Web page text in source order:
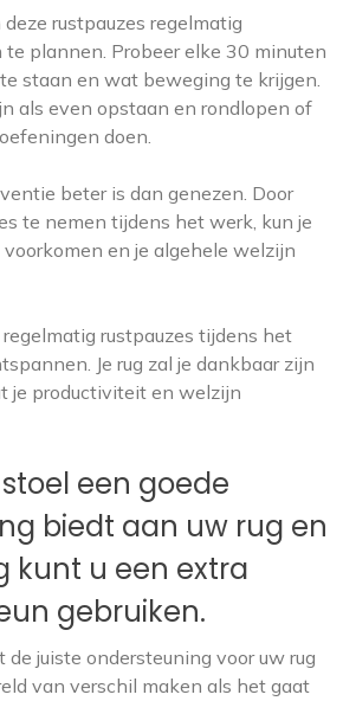
rustpauzes regelmatig
te plannen. Probeer elke 30 minuten
staan en wat beweging te krijgen.
als even opstaan en rondlopen of
doen.
beter is dan genezen. Door
te nemen tijdens het werk, kun je
en je algehele welzijn
regelmatig rustpauzes tijdens het
Je rug zal je dankbaar zijn
je productiviteit en welzijn
een goede
biedt aan uw rug en
kunt u een extra
gebruiken.
de juiste ondersteuning voor uw rug
van verschil maken als het gaat